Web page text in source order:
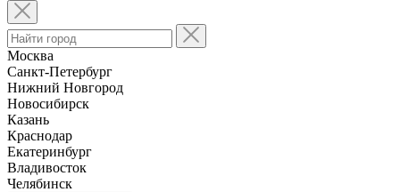
Москва
Санкт-Петербург
Нижний Новгород
Новосибирск
Казань
Краснодар
Екатеринбург
Владивосток
Челябинск